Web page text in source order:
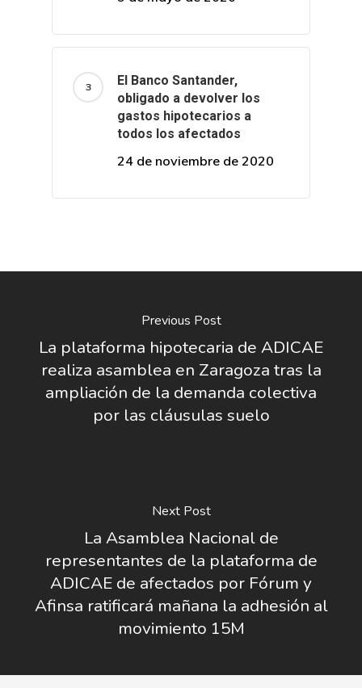
El Banco Santander,
obligado a devolver los
gastos hipotecarios a
todos los afectados
24 de noviembre de 2020
Previous Post
La plataforma hipotecaria de ADICAE
realiza asamblea en Zaragoza tras la
ampliación de la demanda colectiva
por las cláusulas suelo
Next Post
La Asamblea Nacional de
representantes de la plataforma de
ADICAE de afectados por Fórum y
Afinsa ratificará mañana la adhesión al
movimiento 15M